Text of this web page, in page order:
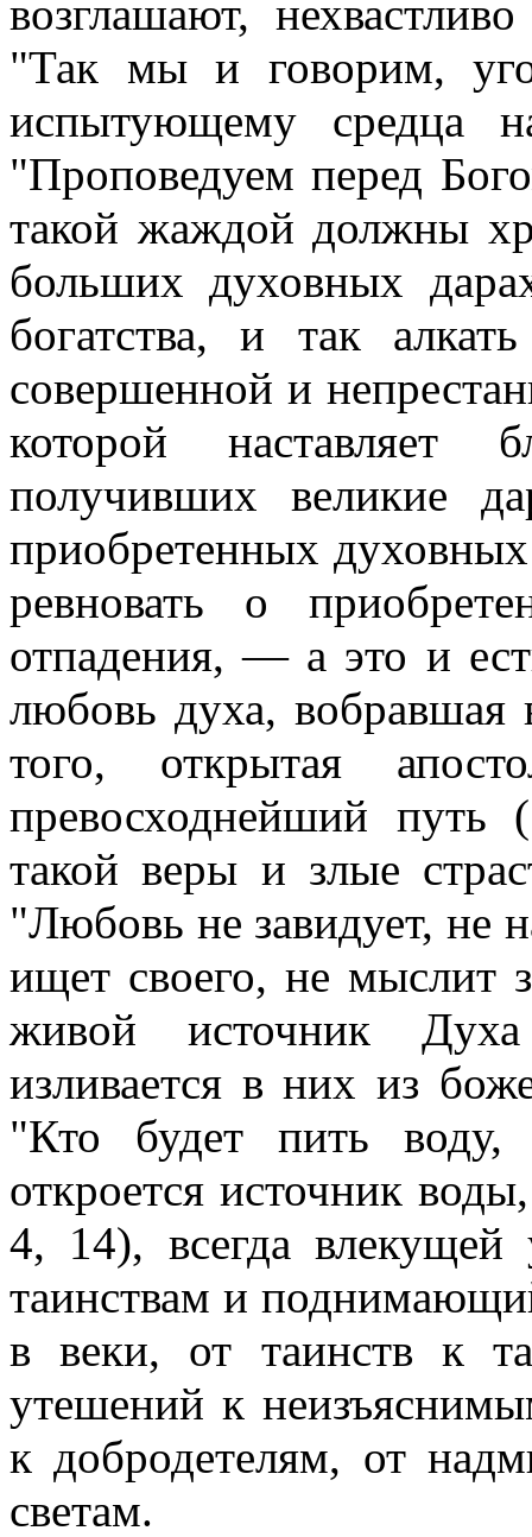
возглашают,
"Так мы и говорим,
испытующему
"Проповедуем перед
такой жаждой должны
больших духовных
богатства, и так
совершенной и
которой наставляет
получивших великие
приобретенных
ревновать о
отпадения, — а это и
любовь духа, вобравшая
того, открытая
превосходнейший
такой веры и злые
"Любовь не завидует, не
ищет своего, не мыслит
живой источник
изливается в них из
"Кто будет пить
откроется источник
4, 14), всегда
таинствам и
в веки, от таинств к
утешений к
к добродетелям, от
светам.